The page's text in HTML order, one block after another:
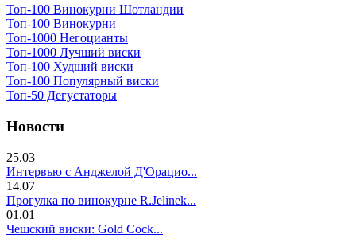
Топ-100 Винокурни Шотландии
Топ-100 Винокурни
Топ-1000 Негоцианты
Топ-1000 Лучший виски
Топ-100 Худший виски
Топ-100 Популярный виски
Топ-50 Дегустаторы
Новости
25.03
Интервью с Анджелой Д'Орацио...
14.07
Прогулка по винокурне R.Jelinek...
01.01
Чешский виски: Gold Cock...